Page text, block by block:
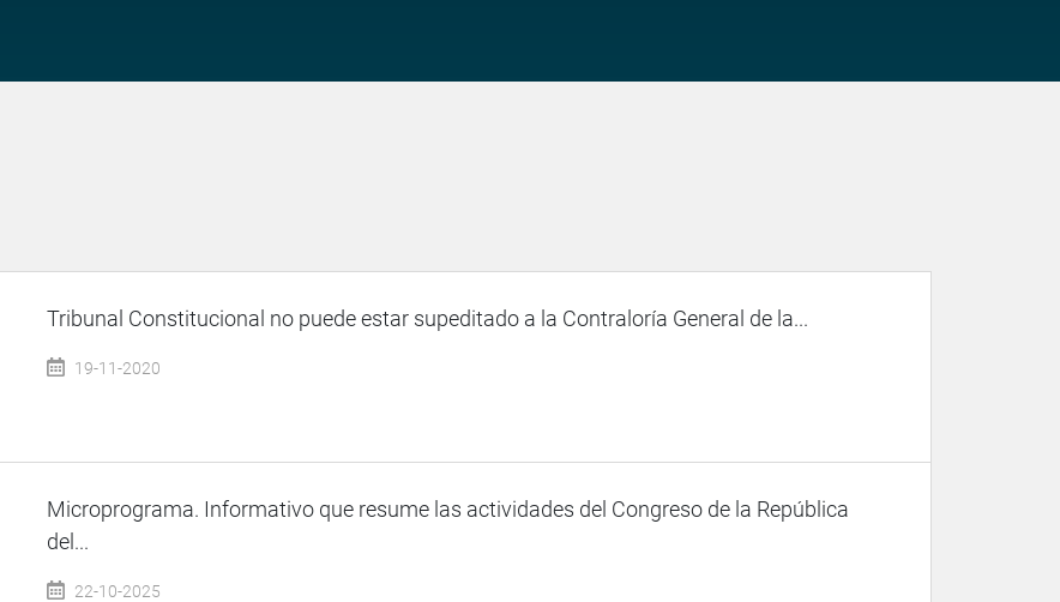
Tribunal Constitucional no puede estar supeditado a la Contraloría General de la...
19-11-2020
Microprograma. Informativo que resume las actividades del Congreso de la República
del...
22-10-2025